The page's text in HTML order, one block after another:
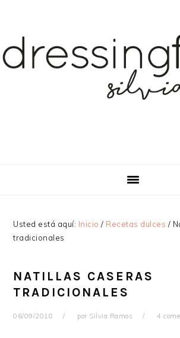
navegación
principal
principal
barra
lateral
Usted está aquí: Inicio / Recetas dulces /
tradicionales
NATILLAS CASERAS
TRADICIONALES
06/09/2018 por Silvia Ramos 4